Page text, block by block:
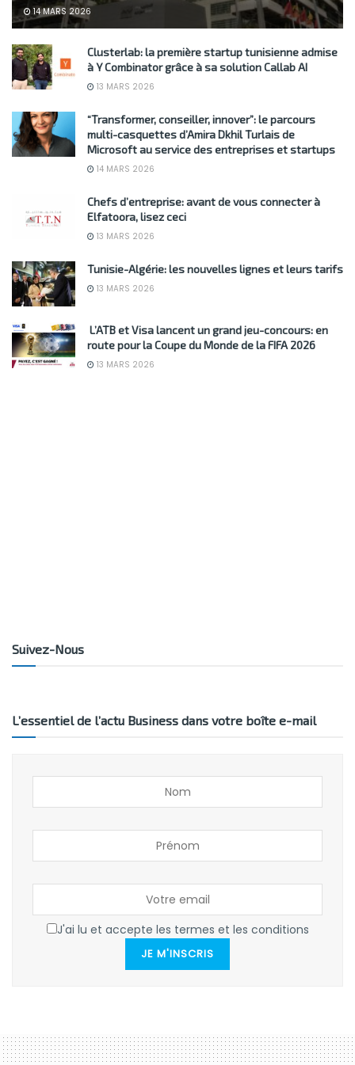
14 MARS 2026
Clusterlab: la première startup tunisienne admise
à Y Combinator grâce à sa solution Callab AI
13 MARS 2026
“Transformer, conseiller, innover”: le parcours
multi-casquettes d’Amira Dkhil Turlais de
Microsoft au service des entreprises et startups
14 MARS 2026
Chefs d’entreprise: avant de vous connecter à
Elfatoora, lisez ceci
13 MARS 2026
Tunisie-Algérie: les nouvelles lignes et leurs tarifs
13 MARS 2026
L’ATB et Visa lancent un grand jeu-concours: en
route pour la Coupe du Monde de la FIFA 2026
13 MARS 2026
Suivez-Nous
L’essentiel de l’actu Business dans votre boîte e-mail
J'ai lu et accepte les termes et les conditions
JE M'INSCRIS